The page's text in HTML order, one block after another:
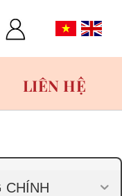
LIÊN HỆ
CHÍNH